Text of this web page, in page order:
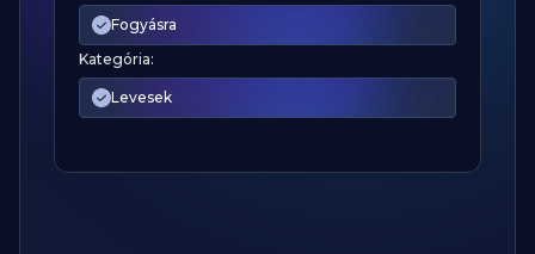
Fogyásra
Kategória:
Levesek